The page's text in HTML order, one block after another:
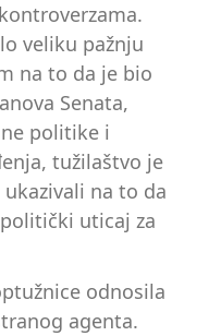
veliku pažnju
na to da je bio
Senata,
politike i
tužilaštvo je
na to da
uticaj za
odnosila
agenta.